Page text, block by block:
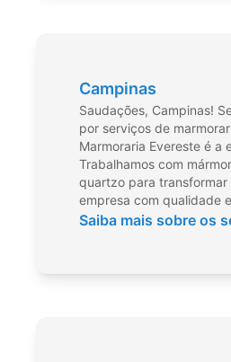
Campinas
Saudações, Campinas!
por serviços de
Marmoraria Evereste é a
Trabalhamos com
quartzo para transformar
empresa com qualidade
Saiba mais sobre os